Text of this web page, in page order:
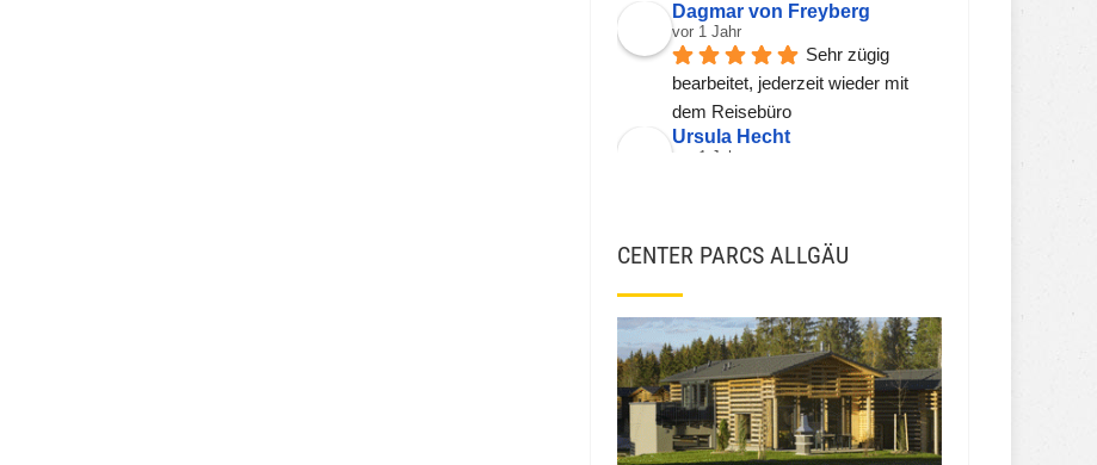
Dagmar von Freyberg
vor 1 Jahr
Sehr zügig
bearbeitet, jederzeit wieder mit
dem Reisebüro
Ursula Hecht
vor 1 Jahr
Sehr gerne wieder!!!
Viorel Stanciu
JSH JSH
vor 3 Jahren
Ekna W
vor 3 Jahren
Die Preise fürs
CENTER PARCS ALLGÄU